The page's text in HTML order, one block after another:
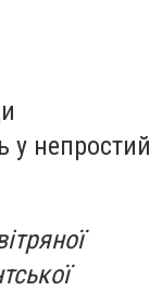
у непростий